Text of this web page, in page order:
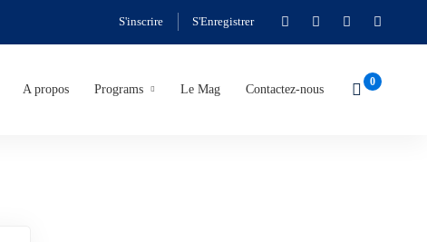
S'inscrire S'Enregistrer
A propos Programs Le Mag Contactez-nous